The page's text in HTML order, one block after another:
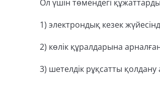
Ол үшін төмендегі
1) электрондық кезек
2) көлік құралдарына
3) шетелдік рұқсатты қолдану